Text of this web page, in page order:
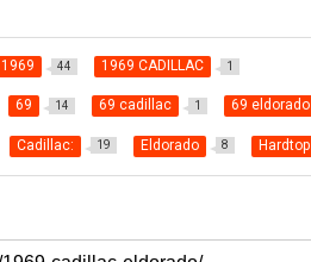
1969 44 1969 CADILLAC 1
69 14 69 cadillac 1 69 eldorado
Cadillac: 19 Eldorado 8 Hardtop